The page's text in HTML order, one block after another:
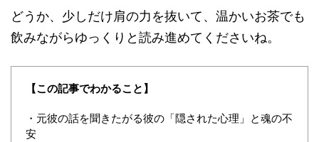
どうか、少しだけ肩の力を抜いて、温かいお茶でも
飲みながらゆっくりと読み進めてくださいね。
【この記事でわかること】
・元彼の話を聞きたがる彼の「隠された心理」と魂の不
安